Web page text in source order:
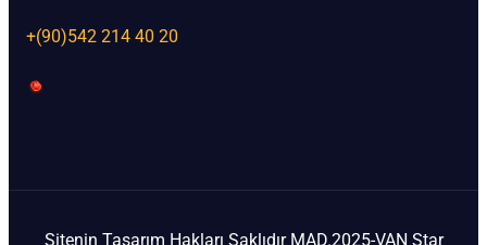
+(90)542 214 40 20
Sitenin Tasarım Hakları Saklıdır MAD.2025-VAN Star